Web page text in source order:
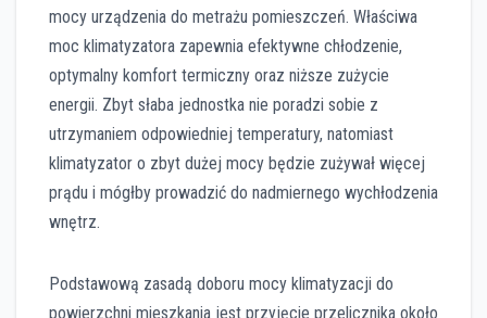
mocy urządzenia do metrażu pomieszczeń. Właściwa
moc klimatyzatora zapewnia efektywne chłodzenie,
optymalny komfort termiczny oraz niższe zużycie
energii. Zbyt słaba jednostka nie poradzi sobie z
utrzymaniem odpowiedniej temperatury, natomiast
klimatyzator o zbyt dużej mocy będzie zużywał więcej
prądu i mógłby prowadzić do nadmiernego wychłodzenia
wnętrz.
Podstawową zasadą doboru mocy klimatyzacji do
powierzchni mieszkania jest przyjęcie przelicznika około